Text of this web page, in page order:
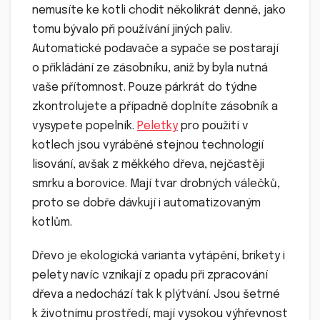
nemusíte ke kotli chodit několikrát denně, jako
tomu bývalo při používání jiných paliv.
Automatické podavače a sypače se postarají
o přikládání ze zásobníku, aniž by byla nutná
vaše přítomnost. Pouze párkrát do týdne
zkontrolujete a případně doplníte zásobník a
vysypete popelník. Peletky pro použití v
kotlech jsou vyráběné stejnou technologií
lisování, avšak z měkkého dřeva, nejčastěji
smrku a borovice. Mají tvar drobných válečků,
proto se dobře dávkují i automatizovaným
kotlům.
Dřevo je ekologická varianta vytápění, brikety i
pelety navíc vznikají z opadu při zpracování
dřeva a nedochází tak k plýtvání. Jsou šetrné
k životnímu prostředí, mají vysokou výhřevnost